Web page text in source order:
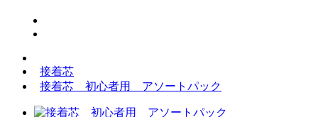
接着芯
接着芯 初心者用 アソートパック